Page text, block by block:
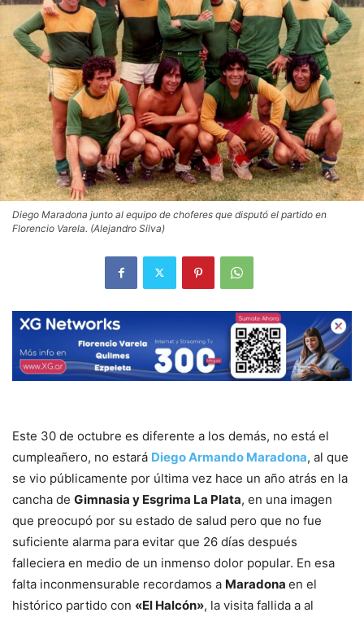
Diego Maradona junto al equipo de choferes que disputó el partido en
Florencio Varela. (Alejandro Silva)
Este 30 de octubre es diferente a los demás, no está el
cumpleañero, no estará Diego Armando Maradona, al que
se vio públicamente por última vez hace un año atrás en la
cancha de Gimnasia y Esgrima La Plata, en una imagen
que preocupó por su estado de salud pero que no fue
suficiente alarma para evitar que 26 días después
falleciera en medio de un inmenso dolor popular. En esa
falta inconmensurable recordamos a Maradona en el
histórico partido con «El Halcón», la visita fallida a al